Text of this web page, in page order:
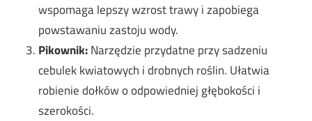
wspomaga lepszy wzrost trawy i zapobiega
powstawaniu zastoju wody.
Pikownik:Narzędzie przydatne przy sadzeniu
cebulek kwiatowych i drobnych roślin. Ułatwia
robienie dołków o odpowiedniej głębokości i
szerokości.